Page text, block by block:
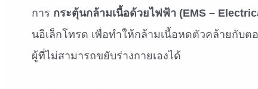
การ กระตุ้นกล้ามเนื้อด้วยไฟฟ้า (EMS –
นอิเล็กโทรด เพื่อทำให้กล้ามเนื้อหดตัวคล้ายกับ
ผู้ที่ไม่สามารถขยับร่างกายเองได้